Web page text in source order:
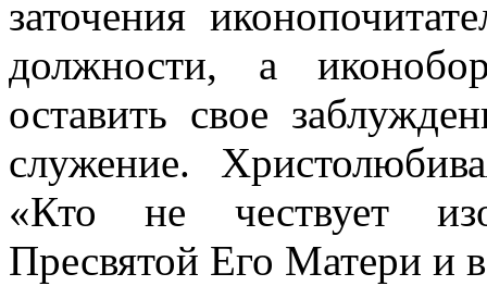
заточения
должности, а
оставить свое
служение.
«Кто не чествует
Пресвятой Его Матери и